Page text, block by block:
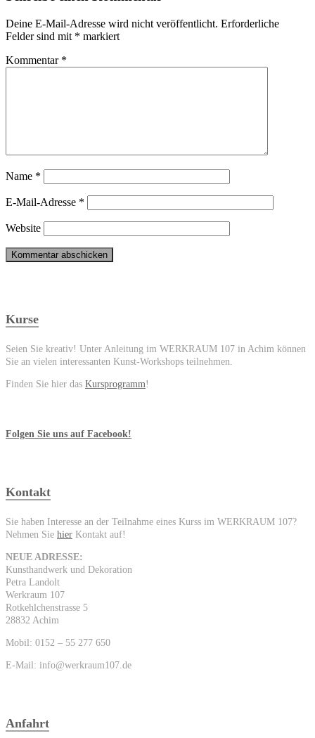
Deine E-Mail-Adresse wird nicht veröffentlicht. Erforderliche
Felder sind mit * markiert
Kommentar *
Name *
E-Mail-Adresse *
Website
Kurse
Seien Sie kreativ! Unter Anleitung im WERKRAUM 107 in Achim können
Sie an vielen interessanten Kunst-Workshops teilnehmen.
Finden Sie hier das Kursprogramm!
Folgen Sie uns auf Facebook!
Kontakt
Sie haben Interesse an der Teilnahme eines Kurss im WERKRAUM 107?
Nehmen Sie hier Kontakt auf!
NEUE ADRESSE:
Kunsthandwerk und Dekoration
Petra Landolt
Werkraum 107
Rotkehlchenstrasse 5
28832 Achim
Mobil: 0152 – 55 277 650
E-Mail: info@werkraum107.de
Anfahrt